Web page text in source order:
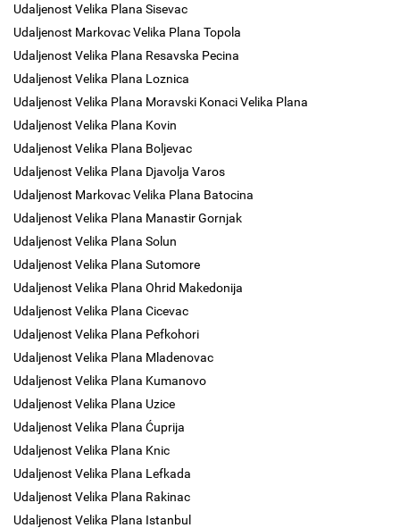
Udaljenost Velika Plana Sisevac
Udaljenost Markovac Velika Plana Topola
Udaljenost Velika Plana Resavska Pecina
Udaljenost Velika Plana Loznica
Udaljenost Velika Plana Moravski Konaci Velika Plana
Udaljenost Velika Plana Kovin
Udaljenost Velika Plana Boljevac
Udaljenost Velika Plana Djavolja Varos
Udaljenost Markovac Velika Plana Batocina
Udaljenost Velika Plana Manastir Gornjak
Udaljenost Velika Plana Solun
Udaljenost Velika Plana Sutomore
Udaljenost Velika Plana Ohrid Makedonija
Udaljenost Velika Plana Cicevac
Udaljenost Velika Plana Pefkohori
Udaljenost Velika Plana Mladenovac
Udaljenost Velika Plana Kumanovo
Udaljenost Velika Plana Uzice
Udaljenost Velika Plana Ćuprija
Udaljenost Velika Plana Knic
Udaljenost Velika Plana Lefkada
Udaljenost Velika Plana Rakinac
Udaljenost Velika Plana Istanbul